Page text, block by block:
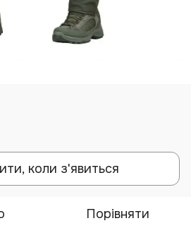
коли з'явиться
Порівняти